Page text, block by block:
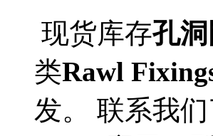
现货库存孔
类Rawl
发。 联系我